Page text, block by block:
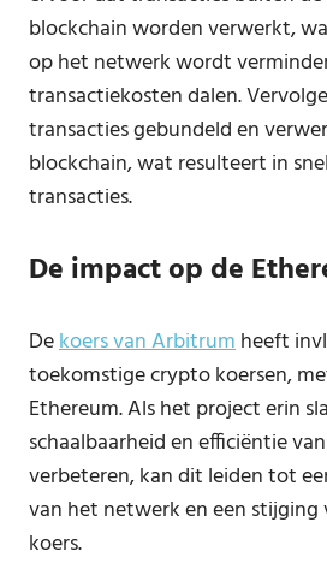
blockchain worden verwerkt,
op het netwerk wordt
transactiekosten dalen.
transacties gebundeld en
blockchain, wat resulteert in
transacties.
De impact op de
Dekoers van Arbitrumheeft
toekomstige crypto koersen,
Ethereum. Als het project erin
schaalbaarheid en efficiëntie
verbeteren, kan dit leiden tot
van het netwerk en een stijging
koers.